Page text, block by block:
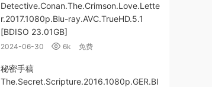
Detective.Conan.The.Crimson.Love.Lette
r.2017.1080p.Blu-ray.AVC.TrueHD.5.1
[BDISO 23.01GB]
2024-06-30 6k 免费
秘密手稿
The.Secret.Scripture.2016.1080p.GER.Bl